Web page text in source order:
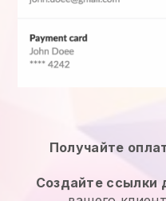
Получайте
Создайте ссылки